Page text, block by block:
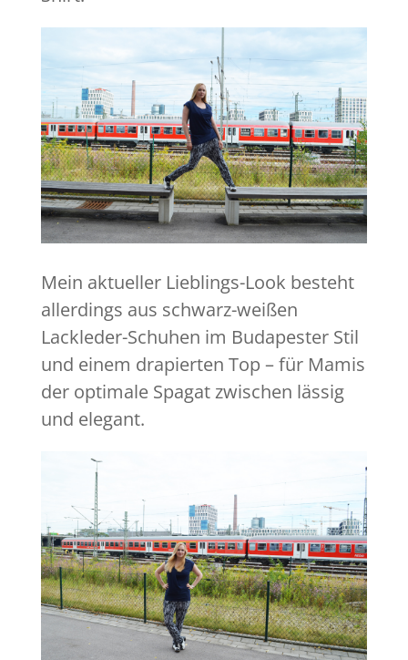
Mein aktueller Lieblings-Look besteht
allerdings aus schwarz-weißen
Lackleder-Schuhen im Budapester Stil
und einem drapierten Top – für Mamis
der optimale Spagat zwischen lässig
und elegant.